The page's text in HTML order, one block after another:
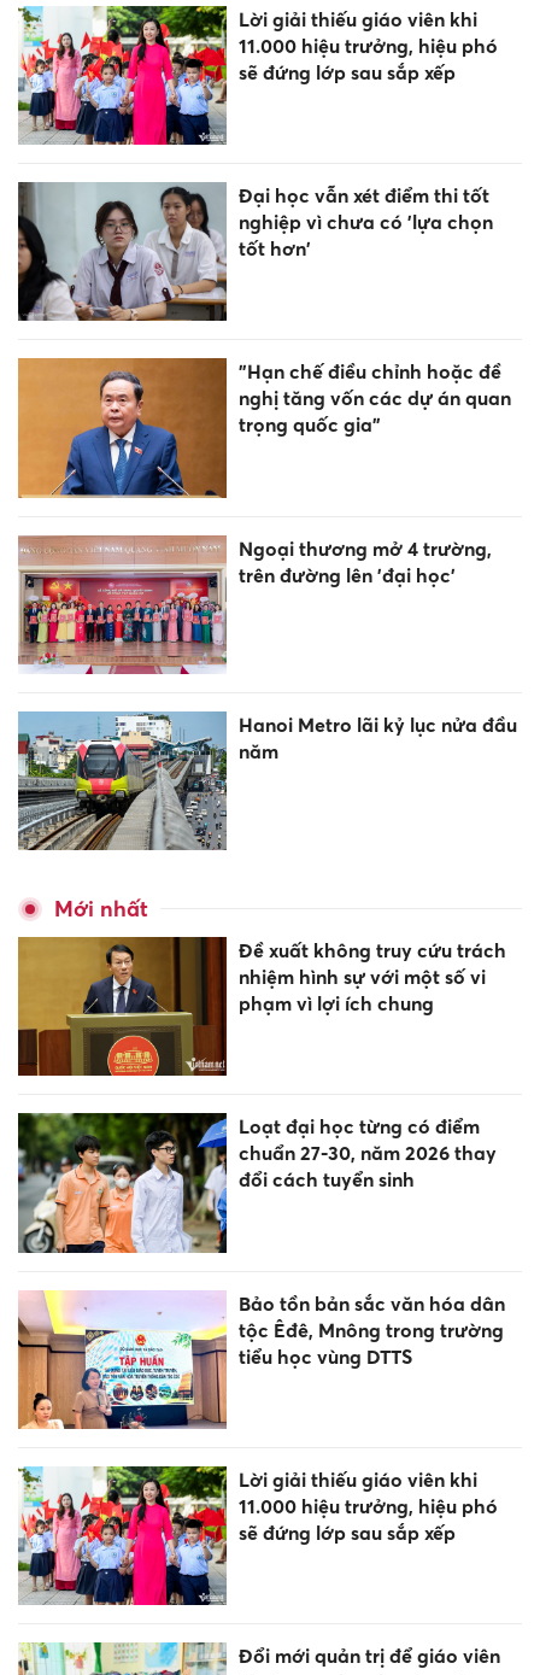
Lời giải thiếu giáo viên khi
11.000 hiệu trưởng, hiệu phó
sẽ đứng lớp sau sắp xếp
Đại học vẫn xét điểm thi tốt
nghiệp vì chưa có 'lựa chọn
tốt hơn'
"Hạn chế điều chỉnh hoặc đề
nghị tăng vốn các dự án quan
trọng quốc gia"
Ngoại thương mở 4 trường,
trên đường lên 'đại học'
Hanoi Metro lãi kỷ lục nửa đầu
năm
Mới nhất
Đề xuất không truy cứu trách
nhiệm hình sự với một số vi
phạm vì lợi ích chung
Loạt đại học từng có điểm
chuẩn 27-30, năm 2026 thay
đổi cách tuyển sinh
Bảo tồn bản sắc văn hóa dân
tộc Êđê, Mnông trong trường
tiểu học vùng DTTS
Lời giải thiếu giáo viên khi
11.000 hiệu trưởng, hiệu phó
sẽ đứng lớp sau sắp xếp
Đổi mới quản trị để giáo viên